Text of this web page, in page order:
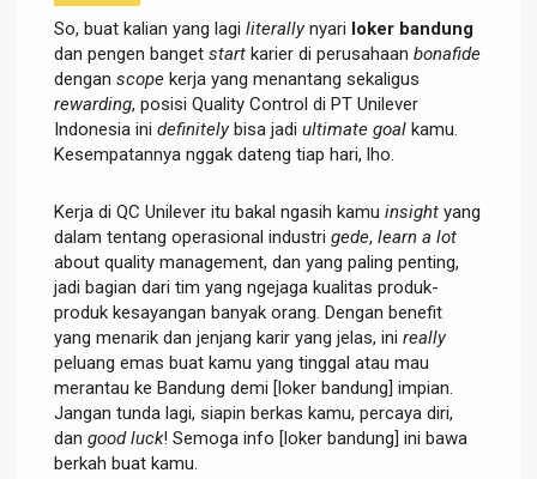
So, buat kalian yang lagi literallynyari loker bandung
dan pengen banget start karier di perusahaan bonafide
dengan scope kerja yang menantang sekaligus
rewarding, posisi Quality Control di PT Unilever
Indonesia ini definitelybisa jadi ultimate goal kamu.
Kesempatannya nggak dateng tiap hari, lho.
Kerja di QC Unilever itu bakal ngasih kamu insight yang
dalam tentang operasional industri gede, learn a lot
about quality management, dan yang paling penting,
jadi bagian dari tim yang ngejaga kualitas produk-
produk kesayangan banyak orang. Dengan benefit
yang menarik dan jenjang karir yang jelas, ini really
peluang emas buat kamu yang tinggal atau mau
merantau ke Bandung demi [loker bandung] impian.
Jangan tunda lagi, siapin berkas kamu, percaya diri,
dan good luck! Semoga info [loker bandung] ini bawa
berkah buat kamu.